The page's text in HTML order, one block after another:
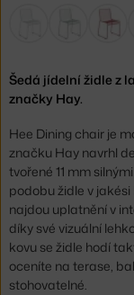
Šedá jídelní židle z
značky Hay.
Hee Dining chair je
značku Hay navrhl
tvořené 11 mm
podobu židle v
najdou uplatnění v
díky své vizuální
kovu se židle hodí
oceníte na terase,
stohovatelné.